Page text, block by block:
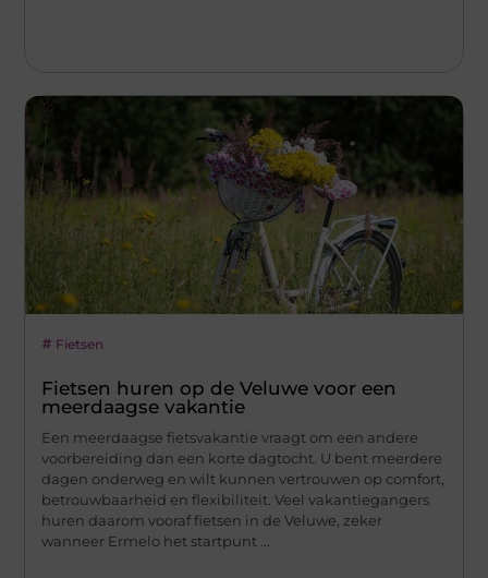
Fietsen
Fietsen huren op de Veluwe voor een
meerdaagse vakantie
Een meerdaagse fietsvakantie vraagt om een andere
voorbereiding dan een korte dagtocht. U bent meerdere
dagen onderweg en wilt kunnen vertrouwen op comfort,
betrouwbaarheid en flexibiliteit. Veel vakantiegangers
huren daarom vooraf fietsen in de Veluwe, zeker
wanneer Ermelo het startpunt ...